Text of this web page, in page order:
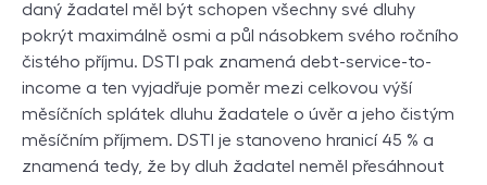
daný žadatel měl být schopen všechny své dluhy
pokrýt maximálně osmi a půl násobkem svého ročního
čistého příjmu. DSTI pak znamená debt-service-to-
income a ten vyjadřuje poměr mezi celkovou výší
měsíčních splátek dluhu žadatele o úvěr a jeho čistým
měsíčním příjmem. DSTI je stanoveno hranicí 45 % a
znamená tedy, že by dluh žadatel neměl přesáhnout